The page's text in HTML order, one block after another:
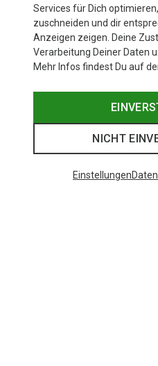
Services für Dich
zuschneiden und dir
Anzeigen zeigen. Deine
Verarbeitung Deiner Daten
Mehr Infos findest Du auf
NICHT
Einstellungen